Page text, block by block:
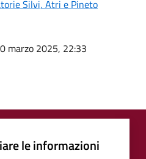
Silvi, Atri e Pineto
marzo 2025, 22:33
le informazioni